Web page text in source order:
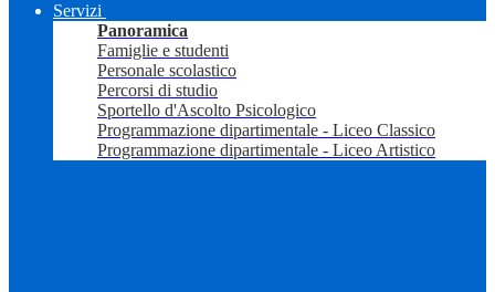
Servizi
Panoramica
Famiglie e studenti
Personale scolastico
Percorsi di studio
Sportello d'Ascolto Psicologico
Programmazione dipartimentale - Liceo Classico
Programmazione dipartimentale - Liceo Artistico